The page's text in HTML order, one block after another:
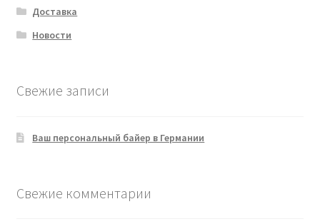
Доставка
Новости
Свежие записи
Ваш персональный байер в Германии
Свежие комментарии